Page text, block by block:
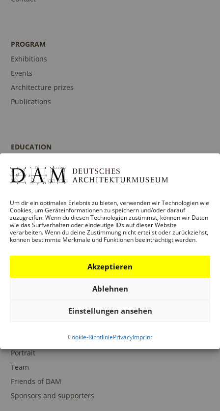
Um dir ein optimales Erlebnis zu bieten, verwenden wir Technologien wie
Cookies, um Geräteinformationen zu speichern und/oder darauf
zuzugreifen. Wenn du diesen Technologien zustimmst, können wir Daten
wie das Surfverhalten oder eindeutige IDs auf dieser Website
verarbeiten. Wenn du deine Zustimmung nicht erteilst oder zurückziehst,
können bestimmte Merkmale und Funktionen beeinträchtigt werden.
Akzeptieren
Ablehnen
Einstellungen ansehen
Cookie-RichtliniePrivacyImprint
PROGRAM
Exhibitions
Events
Architecture prizes
Publications
EDUCATION
Guidances and Tours
Contact person
DAM Digital Collection
Portrait
Team
Friends of DAM
Sponsors and supporters